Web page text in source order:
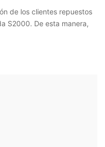
de los clientes repuestos
S2000. De esta manera,